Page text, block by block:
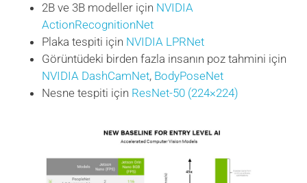
2B ve 3B modeller için NVIDIA
ActionRecognitionNet
Plaka tespiti için NVIDIA LPRNet
Görüntüdeki birden fazla insanın poz tahmini için
NVIDIA DashCamNet, BodyPoseNet
Nesne tespiti için ResNet-50 (224×224)